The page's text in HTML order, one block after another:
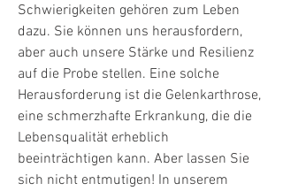
Schwierigkeiten gehören zum Leben
dazu. Sie können uns herausfordern,
aber auch unsere Stärke und Resilienz
auf die Probe stellen. Eine solche
Herausforderung ist die Gelenkarthrose,
eine schmerzhafte Erkrankung, die die
Lebensqualität erheblich
beeinträchtigen kann. Aber lassen Sie
sich nicht entmutigen! In unserem